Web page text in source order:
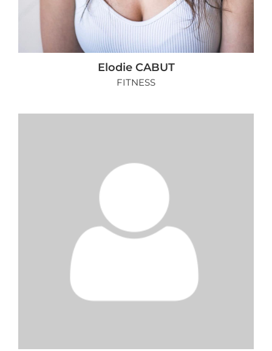
Elodie CABUT
FITNESS